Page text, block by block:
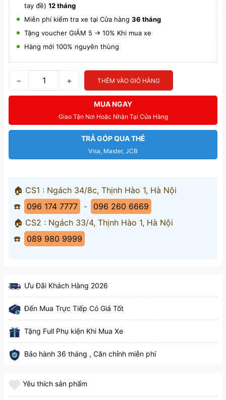
tay đề) 12 tháng
Miễn phí kiểm tra xe tại Cửa hàng 36 tháng
Tặng voucher GIẢM 5 -> 10% Khi mua xe
Hàng mới 100% nguyên thùng
− + THÊM VÀO GIỎ HÀNG
MUA NGAY
Giao Tận Nơi Hoặc Nhận Tại Cửa Hàng
TRẢ GÓP QUA THẺ
Visa, Master, JCB
🏠 CS1 : Ngách 34/8c, Thịnh Hào 1, Hà Nội
☎️
096 174 7777 -
096 260 6669
🏠 CS2 : Ngách 33/4, Thịnh Hào 1, Hà Nội
☎️
089 980 9999
Ưu Đãi Khách Hàng 2026
Đến Mua Trực Tiếp Có Giá Tốt
Tặng Full Phụ kiện Khi Mua Xe
Bảo hành 36 tháng , Căn chỉnh miễn phí
Yêu thích sản phẩm